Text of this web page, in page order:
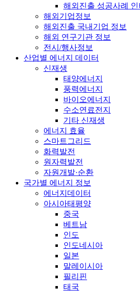
해외진출 성공사례 인
해외기업정보
해외진출 국내기업 정보
해외 연구기관 정보
전시/행사정보
산업별 에너지 데이터
신재생
태양에너지
풍력에너지
바이오에너지
수소연료전지
기타 신재생
에너지 효율
스마트그리드
화력발전
원자력발전
자원개발·순환
국가별 에너지 정보
에너지데이터
아시아태평양
중국
베트남
인도
인도네시아
일본
말레이시아
필리핀
태국